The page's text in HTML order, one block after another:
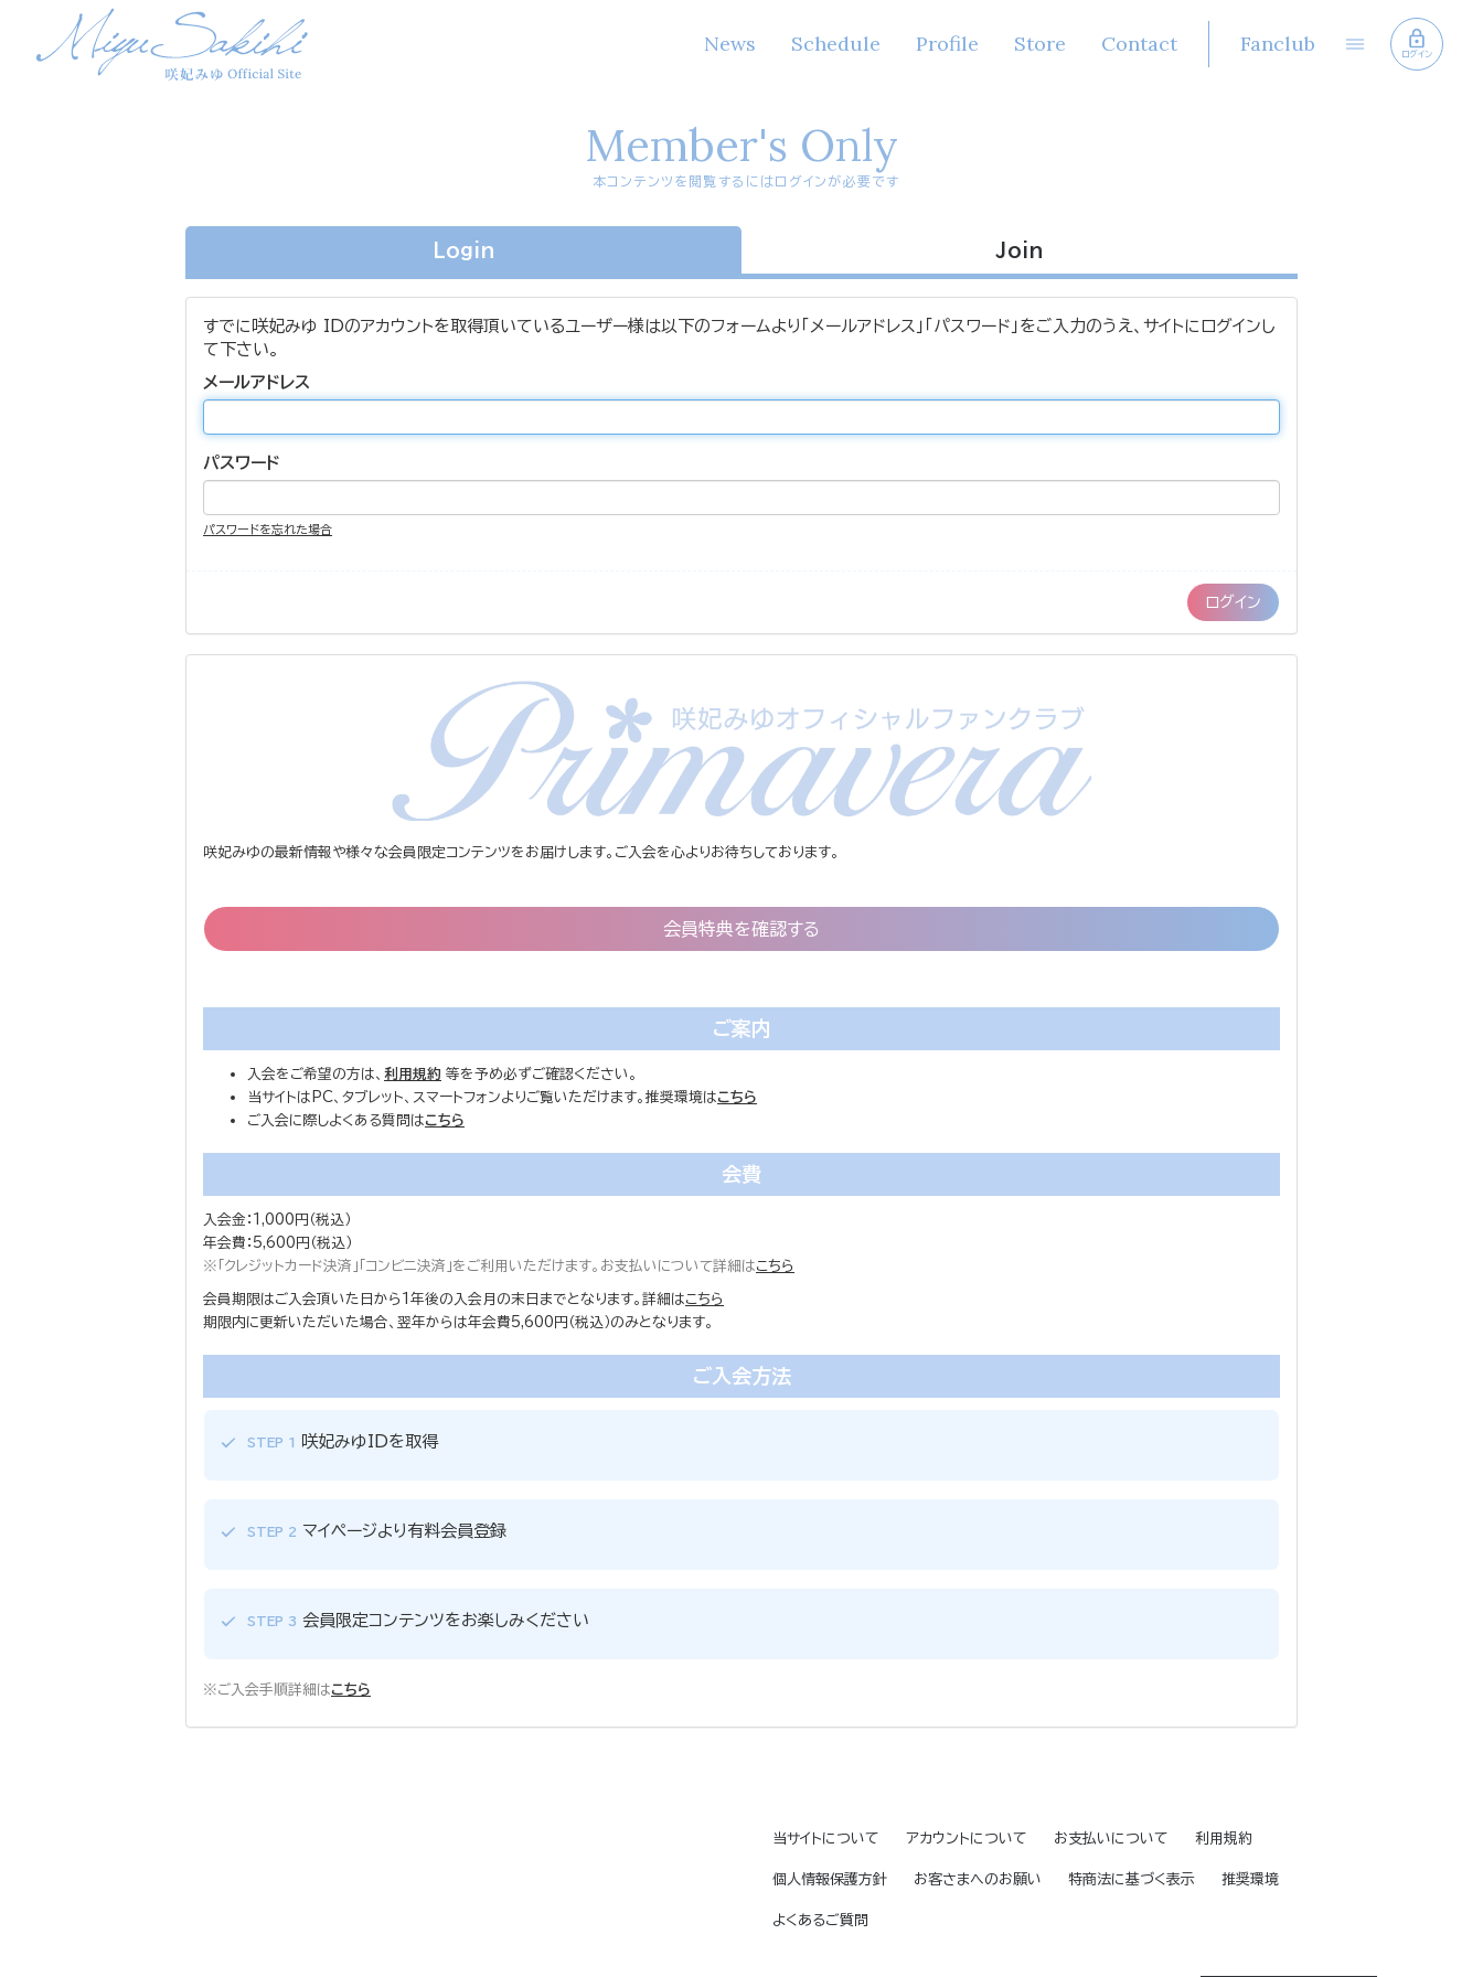
News Schedule Profile Store Contact Fanclub ログイン
Member's Only
本コンテンツを閲覧するにはログインが必要です
Login Join
すでに咲妃みゆ IDのアカウントを取得頂いているユーザー様は以下のフォームより「メールアドレス」「パスワード」をご入力のうえ、サイトにログインし
て下さい。
メールアドレス
パスワード
パスワードを忘れた場合
咲妃みゆの最新情報や様々な会員限定コンテンツをお届けします。ご入会を心よりお待ちしております。
会員特典を確認する
ご案内
入会をご希望の方は、 利用規約 等を予め必ずご確認ください。
当サイトはPC、タブレット、スマートフォンよりご覧いただけます。推奨環境はこちら
ご入会に際しよくある質問はこちら
会費
入会金：1,000円（税込）
年会費：5,600円（税込）
※「クレジットカード決済」「コンビニ決済」をご利用いただけます。お支払いについて詳細はこちら
会員期限はご入会頂いた日から1年後の入会月の末日までとなります。詳細はこちら
期限内に更新いただいた場合、翌年からは年会費5,600円（税込）のみとなります。
ご入会方法
STEP 1 咲妃みゆIDを取得
STEP 2 マイページより有料会員登録
STEP 3 会員限定コンテンツをお楽しみください
※ご入会手順詳細はこちら
当サイトについて アカウントについて お支払いについて 利用規約
個人情報保護方針 お客さまへのお願い 特商法に基づく表示 推奨環境
よくあるご質問